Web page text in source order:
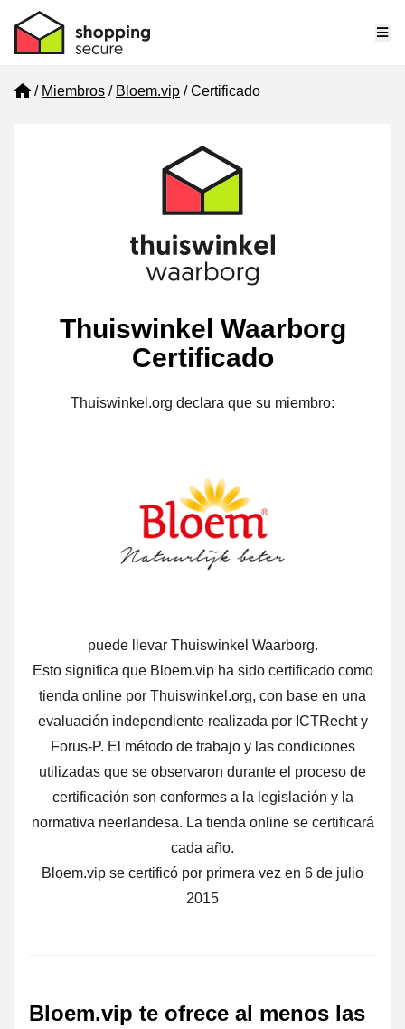
Home
Miembros Bloem.vip Certificado
Thuiswinkel Waarborg
Certificado
Thuiswinkel.org declara que su miembro:
puede llevar Thuiswinkel Waarborg.
Esto significa que Bloem.vip ha sido certificado como
tienda online por Thuiswinkel.org, con base en una
evaluación independiente realizada por ICTRecht y
Forus-P. El método de trabajo y las condiciones
utilizadas que se observaron durante el proceso de
certificación son conformes a la legislación y la
normativa neerlandesa. La tienda online se certificará
cada año.
Bloem.vip se certificó por primera vez en 6 de julio
2015
Bloem.vip te ofrece al menos las